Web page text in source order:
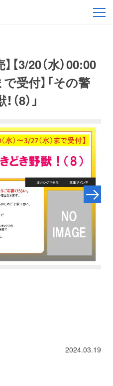
【3/20（水）00:00
受付】「その警
8）」
2024.03.19